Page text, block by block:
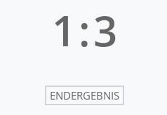
1 :3
ENDERGEBNIS